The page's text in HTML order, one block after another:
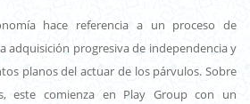
hace referencia a un proceso de
adquisición progresiva de independencia y
planos del actuar de los párvulos. Sobre
este comienza en Play Group con un